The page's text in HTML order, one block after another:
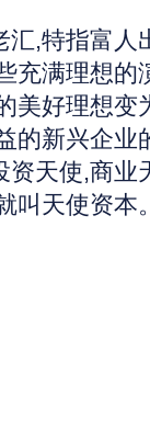
,特指富人
充满理想的
美好理想变
的新兴企业
天使,商业
叫天使资本